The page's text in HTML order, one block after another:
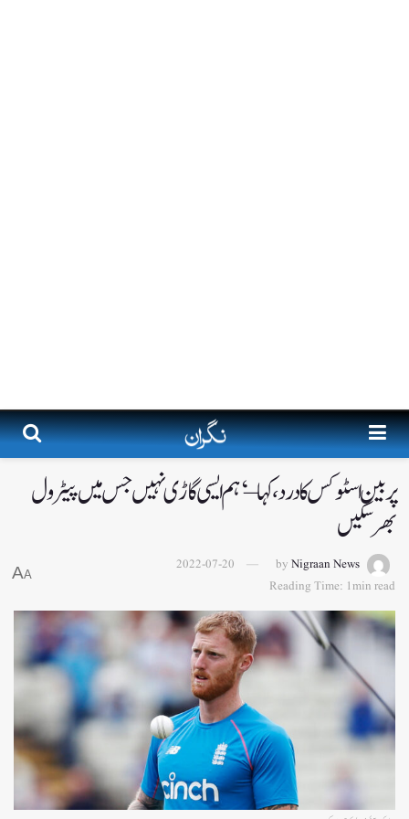
پر بین اسٹوکس کا درد، کہا – ‘ہم ایسی گاڑی نہیں جس میں پیٹرول
بھر سکیں
by Nigraan News
2022-07-20
Reading Time: 1min read
A
A